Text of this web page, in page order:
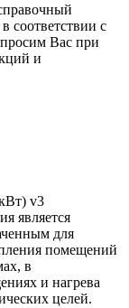
соответствии с
Вас при
и
v3
является
для
помещений
в
и нагрева
целей.